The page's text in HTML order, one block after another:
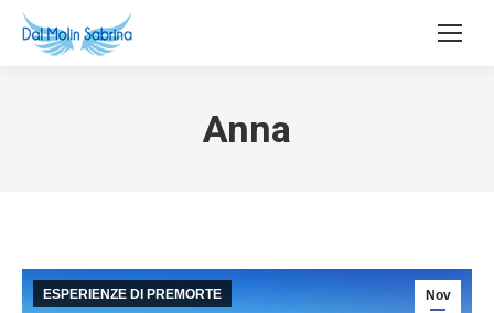
Anna
Nov
ESPERIENZE DI PREMORTE